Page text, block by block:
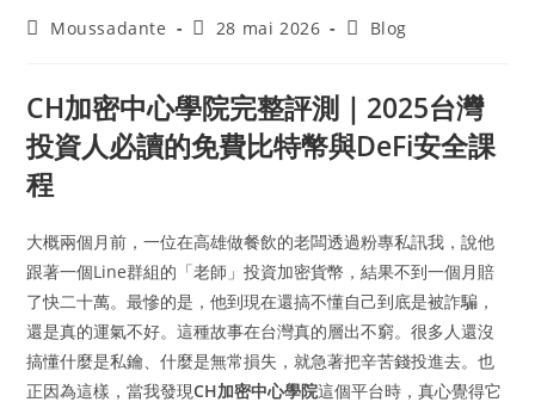
Moussadante 28 mai 2026 Blog
CH加密中心學院完整評測｜2025台灣
投資人必讀的免費比特幣與DeFi安全課
程
大概兩個月前，一位在高雄做餐飲的老闆透過粉專私訊我，說他
跟著一個Line群組的「老師」投資加密貨幣，結果不到一個月賠
了快二十萬。最慘的是，他到現在還搞不懂自己到底是被詐騙，
還是真的運氣不好。這種故事在台灣真的層出不窮。很多人還沒
搞懂什麼是私鑰、什麼是無常損失，就急著把辛苦錢投進去。也
正因為這樣，當我發現CH加密中心學院這個平台時，真心覺得它